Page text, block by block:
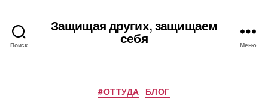
Поиск
Защищая других, защищаем
себя Меню
Рубрики
#ОТТУДА БЛОГ